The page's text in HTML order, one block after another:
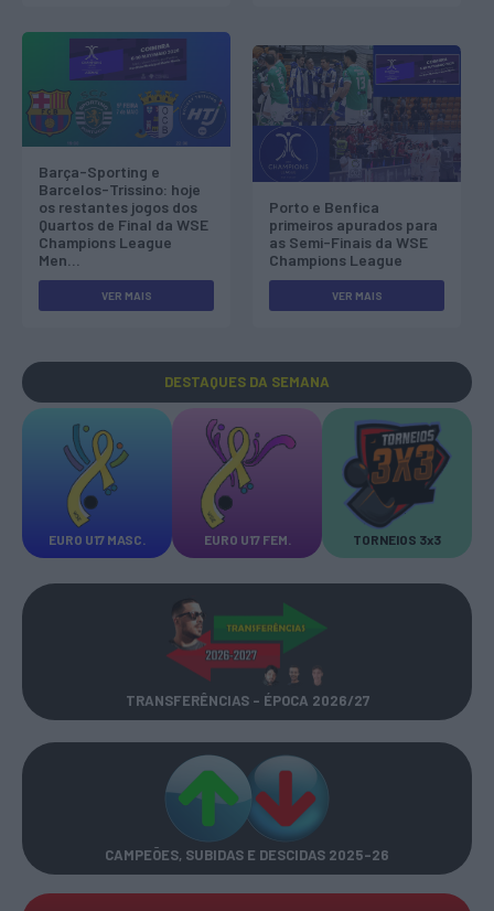
Barça-Sporting e
Barcelos-Trissino: hoje
os restantes jogos dos
Quartos de Final da WSE
Champions League
Men…
VER MAIS
Porto e Benfica
primeiros apurados para
as Semi-Finais da WSE
Champions League
VER MAIS
DESTAQUES DA SEMANA
EURO U17 MASC. EURO U17 FEM. TORNEIOS 3x3
TRANSFERÊNCIAS - ÉPOCA 2026/27
CAMPEÕES, SUBIDAS E DESCIDAS 2025-26